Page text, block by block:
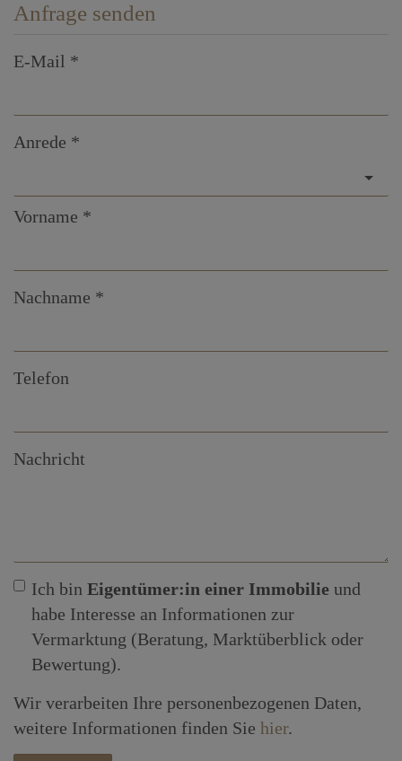
Anfrage senden
E-Mail
Anrede
Vorname
Nachname
Telefon
Nachricht
Ich bin Eigentümer:in einer Immobilie und
habe Interesse an Informationen zur
Vermarktung (Beratung, Marktüberblick oder
Bewertung).
Wir verarbeiten Ihre personenbezogenen Daten,
weitere Informationen finden Sie hier.